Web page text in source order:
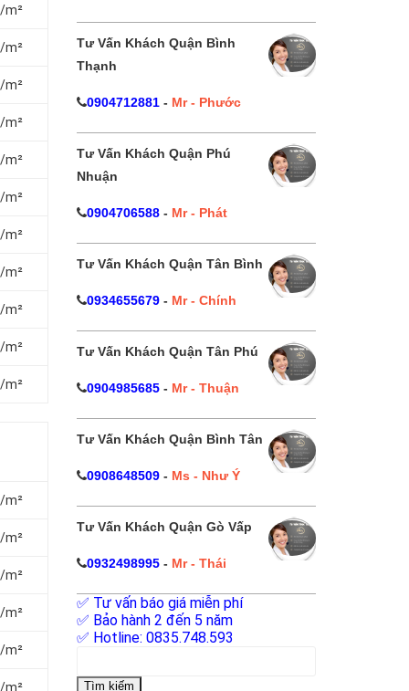
m²
m²
m²
m²
m²
m²
m²
m²
m²
m²
m²
m²
m²
m²
m²
m²
m²
Tư Vấn Khách Quận Bình
Thạnh
0904712881- Mr - Phước
Tư Vấn Khách Quận Phú
Nhuận
0904706588- Mr - Phát
Tư Vấn Khách Quận Tân Bình
0934655679- Mr - Chính
Tư Vấn Khách Quận Tân Phú
0904985685- Mr - Thuận
Tư Vấn Khách Quận Bình Tân
0908648509- Ms - Như Ý
Tư Vấn Khách Quận Gò Vấp
0932498995- Mr - Thái
✅ Tư vấn báo giá miễn phí
✅ Bảo hành 2 đến 5 năm
✅ Hotline: 0835.748.593